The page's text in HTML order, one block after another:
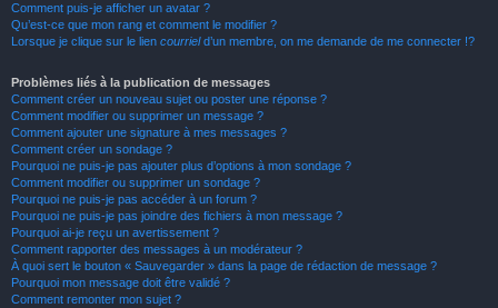
Comment puis-je afficher un avatar ?
Qu’est-ce que mon rang et comment le modifier ?
Lorsque je clique sur le lien courrield’un membre, on me demande de me connecter !?
Problèmes liés à la publication de messages
Comment créer un nouveau sujet ou poster une réponse ?
Comment modifier ou supprimer un message ?
Comment ajouter une signature à mes messages ?
Comment créer un sondage ?
Pourquoi ne puis-je pas ajouter plus d’options à mon sondage ?
Comment modifier ou supprimer un sondage ?
Pourquoi ne puis-je pas accéder à un forum ?
Pourquoi ne puis-je pas joindre des fichiers à mon message ?
Pourquoi ai-je reçu un avertissement ?
Comment rapporter des messages à un modérateur ?
À quoi sert le bouton « Sauvegarder » dans la page de rédaction de message ?
Pourquoi mon message doit être validé ?
Comment remonter mon sujet ?